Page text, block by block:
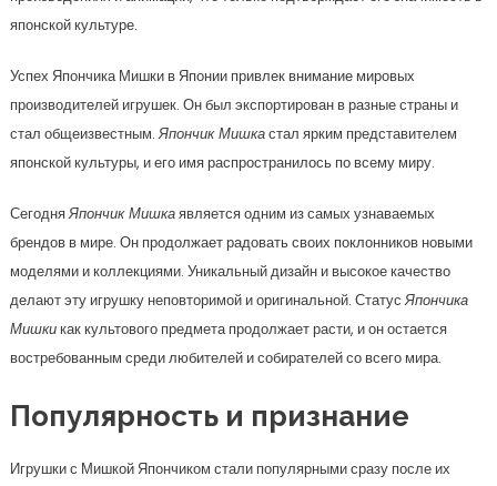
японской культуре.
Успех Япончика Мишки в Японии привлек внимание мировых
производителей игрушек. Он был экспортирован в разные страны и
стал общеизвестным.Япончик Мишкастал ярким представителем
японской культуры, и его имя распространилось по всему миру.
СегодняЯпончик Мишкаявляется одним из самых узнаваемых
брендов в мире. Он продолжает радовать своих поклонников новыми
моделями и коллекциями. Уникальный дизайн и высокое качество
делают эту игрушку неповторимой и оригинальной. СтатусЯпончика
Мишкикак культового предмета продолжает расти, и он остается
востребованным среди любителей и собирателей со всего мира.
Популярность и признание
Игрушки с Мишкой Япончиком стали популярными сразу после их